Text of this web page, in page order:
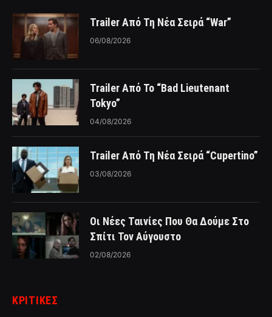
Trailer Από Τη Νέα Σειρά “War”
06/08/2026
Trailer Από Το “Bad Lieutenant
Tokyo”
04/08/2026
Trailer Από Τη Νέα Σειρά “Cupertino”
03/08/2026
Οι Νέες Ταινίες Που Θα Δούμε Στο
Σπίτι Τον Αύγουστο
02/08/2026
ΚΡΙΤΙΚΈΣ